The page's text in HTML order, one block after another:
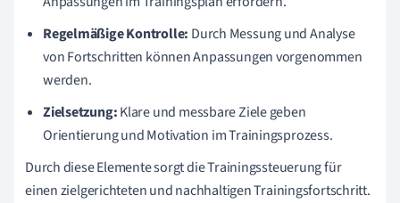
Regelmäßige Kontrolle: Durch Messung und Analyse
von Fortschritten können Anpassungen vorgenommen
werden.
Zielsetzung:Klare und messbare Ziele geben
Orientierung und Motivation im Trainingsprozess.
Durch diese Elemente sorgt die Trainingssteuerung für
einen zielgerichteten und nachhaltigen Trainingsfortschritt.